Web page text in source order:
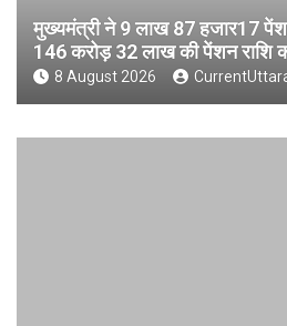
मुख्यमंत्री ने 9 लाख 87 हजार17 पेंशन
146 करोड़ 32 लाख की पेंशन राशि
8 August 2026